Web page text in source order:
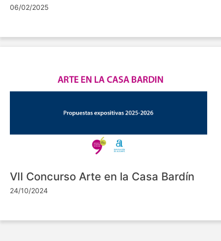
06/02/2025
VII Concurso Arte en la Casa Bardín
24/10/2024